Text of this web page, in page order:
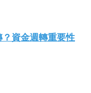
資金週轉重要性